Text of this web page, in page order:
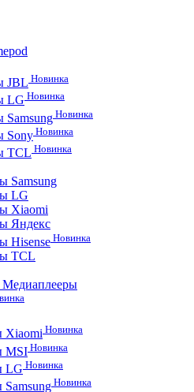
JBL Новинка
LG Новинка
SamsungНовинка
Sony Новинка
TCL Новинка
Samsung
LG
Xiaomi
Яндекс
Hisense Новинка
TCL
XiaomiНовинка
MSIНовинка
LG Новинка
Новинка